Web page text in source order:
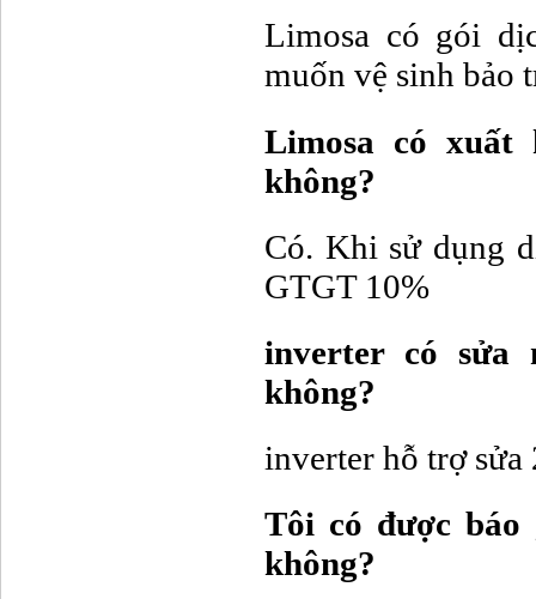
Limosa có gói
muốn vệ sinh bảo
Limosa có xuất
không?
Có. Khi sử dụng
GTGT 10%
inverter có sửa
không?
inverter hỗ trợ sửa
Tôi có được
không?